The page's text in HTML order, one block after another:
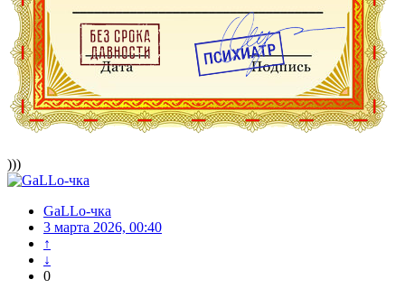
)))
GaLLo-чка
3 марта 2026, 00:40
↑
↓
0